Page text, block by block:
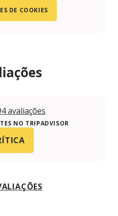
DE COOKIES
avaliações
NO TRIPADVISOR